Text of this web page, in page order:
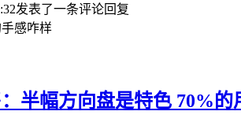
发表了一条评论回复
感咋样
半幅方向盘是特色 70%的